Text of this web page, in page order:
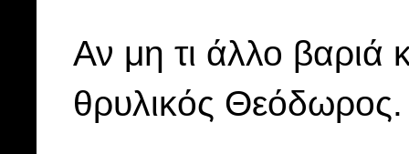
Αν μη τι άλλο βαριά
θρυλικός Θεόδωρος.